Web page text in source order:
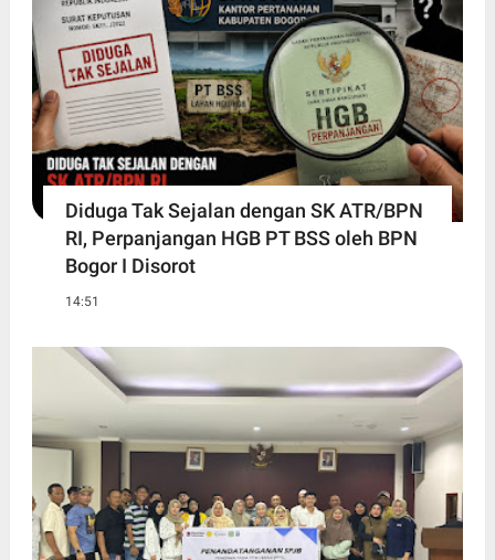
Diduga Tak Sejalan dengan SK ATR/BPN
RI, Perpanjangan HGB PT BSS oleh BPN
Bogor I Disorot
14:51